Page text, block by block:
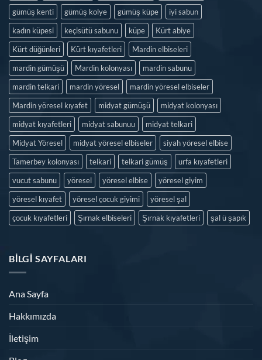
gümüş kenti
gümüş kolye gümüş küpe
iyi sabun
kadın küpesi
keçisütü sabunu küpe
Kürt abiye
Kürt düğünleri
Kürt kıyafetleri
Mardin elbiseleri
mardin gümüşü
Mardin kolonyası
mardin sabunu
mardin telkari
mardin yöresel
mardin yöresel elbiseler
Mardin yöresel kıyafet
midyat gümüşü
midyat kolonyası
midyat kıyafetleri
midyat sabunuu
midyat telkari
Midyat Yöresel
midyat yöresel elbiseler
siyah yöresel elbise
Tamerbey kolonyası
telkari telkari gümüş
urfa kıyafetleri
vucut sabunu
yöresel yöresel elbise
yöresel giyim
yöresel kıyafet
yöresel çocuk giyimi
yöresel şal
çocuk kıyafetleri
Şırnak elbiseleri Şırnak kıyafetleri şal ü şapık
BILGI SAYFALARI
Ana Sayfa
Hakkımızda
İletişim